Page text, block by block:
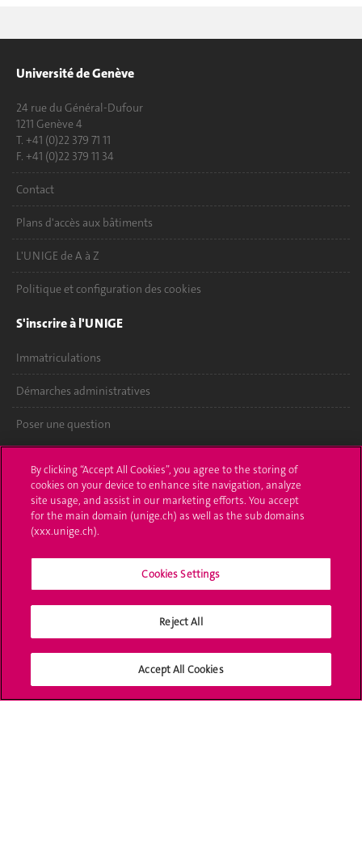
Université de Genève
24 rue du Général-Dufour
1211 Genève 4
T. +41 (0)22 379 71 11
F. +41 (0)22 379 11 34
Contact
Plans d'accès aux bâtiments
L'UNIGE de A à Z
Politique et configuration des cookies
S'inscrire à l'UNIGE
Immatriculations
Démarches administratives
Poser une question
UNIGE Mobile
Médias
Offres d'emploi
Bibliothèque
Médias sociaux UNIGE
By clicking “Accept All Cookies”, you agree to the storing of
cookies on your device to enhance site navigation, analyze
site usage, and assist in our marketing efforts. You accept
for the main domain (unige.ch) as well as the sub domains
(xxx.unige.ch).
Cookies Settings
Reject All
Accept All Cookies